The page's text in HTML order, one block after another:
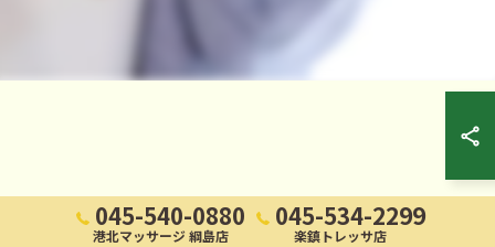
045-540-0880
港北マッサージ 綱島店
045-534-2299
楽鎮トレッサ店